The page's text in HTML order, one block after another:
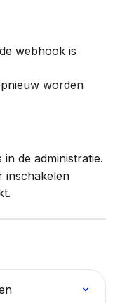
webhook is
worden
de administratie.
inschakelen